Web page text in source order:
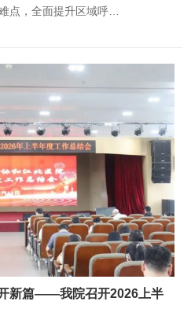
点，全面提升区域呼…
新篇——我院召开2026上半